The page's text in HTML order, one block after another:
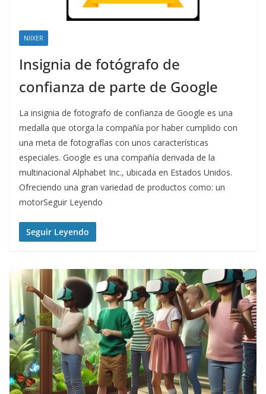
NIIXER
Insignia de fotógrafo de
confianza de parte de Google
La insignia de fotografo de confianza de Google es una
medalla que otorga la compañía por haber cumplido con
una meta de fotografías con unos características
especiales. Google es una compañía derivada de la
multinacional Alphabet Inc., ubicada en Estados Unidos.
Ofreciendo una gran variedad de productos como: un
motorSeguir Leyendo
Seguir Leyendo